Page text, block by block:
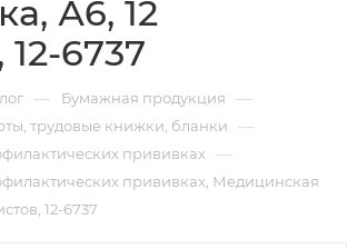
А6, 12
6737
— Бумажная продукция —
трудовые книжки, бланки —
прививках —
прививках, Медицинская
12-6737